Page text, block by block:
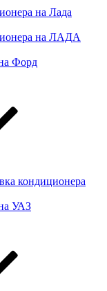
на Лада
на ЛАДА
Форд
кондиционера
УАЗ